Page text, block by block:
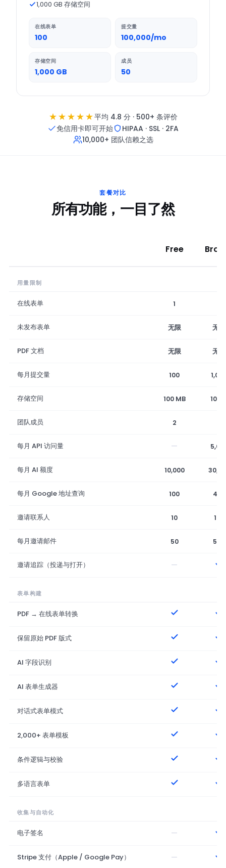
1,000 GB 存储空间
在线表单
100
提交量
100,000/mo
存储空间
1,000 GB
成员
50
★★★★★平均 4.8 分 · 500+ 条评价
免信用卡即可开始
HIPAA · SSL · 2FA
10,000+ 团队信赖之选
套餐对比
所有功能，一目了然
Free
用量限制
在线表单 1
未发布表单 无限 无限
PDF 文档 无限 无限
每月提交量 100
存储空间 100 MB 10
团队成员 2
每月 API 访问量 —
每月 AI 额度 10,000
每月 Google 地址查询 100 400
邀请联系人 10 100
每月邀请邮件 50 500
邀请追踪（投递与打开） —
表单构建
PDF → 在线表单转换
保留原始 PDF 版式
AI 字段识别
AI 表单生成器
对话式表单模式
2,000+ 表单模板
条件逻辑与校验
多语言表单
收集与自动化
电子签名 —
Stripe 支付（Apple / Google Pay） —